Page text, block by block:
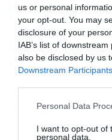
us or personal
your opt-out. You may
disclosure of your
IAB’s list of
also be disclosed by us
Downstream Participants
Please note that this
not limited to your visit
Personal Data
I want to opt-out of
personal data.
19/05/2022 18:05
Κλιματικός
μηδενικών
ισχύει για
νόμος, που
μεταφορές, τα κτήρια